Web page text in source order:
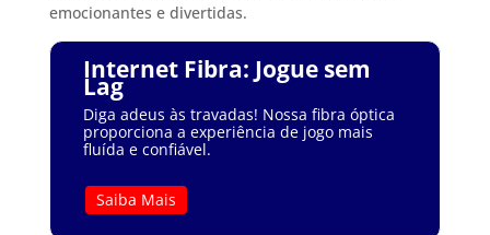
emocionantes e divertidas.
Internet Fibra: Jogue sem
Lag
Diga adeus às travadas! Nossa fibra óptica
proporciona a experiência de jogo mais
fluída e confiável.
Saiba Mais